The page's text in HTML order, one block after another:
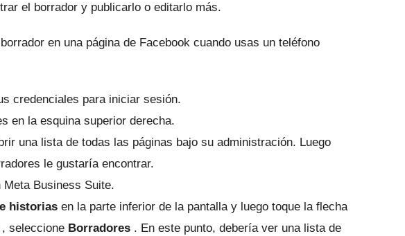
el borrador y publicarlo o editarlo más.
en una página de Facebook cuando usas un teléfono
credenciales para iniciar sesión.
en la esquina superior derecha.
una lista de todas las páginas bajo su administración. Luego
le gustaría encontrar.
Business Suite.
historias en la parte inferior de la pantalla y luego toque la flecha
, seleccione Borradores . En este punto, debería ver una lista de